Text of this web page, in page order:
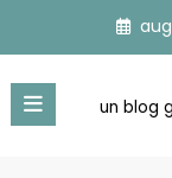
conținut
un blog